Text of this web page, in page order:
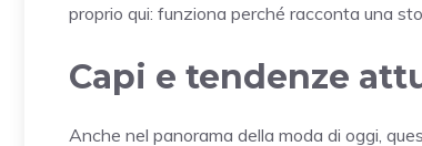
proprio qui: funziona perché racconta una
Capi e tendenze
Anche nel panorama della moda di oggi,